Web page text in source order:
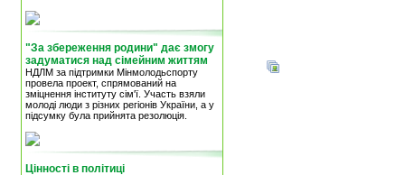
"За збереження родини" дає змогу
задуматися над сімейним життям
НДЛМ за підтримки Мінмолодьспорту
провела проект, спрямований на
зміцнення інституту сім'ї. Участь взяли
молоді люди з різних регіонів України, а у
підсумку була прийнята резолюція.
Цінності в політиці